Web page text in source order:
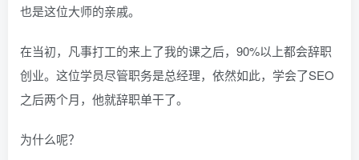
也是这位大师的亲戚。
在当初，凡事打工的来上了我的课之后，90%以上都会辞职
创业。这位学员尽管职务是总经理，依然如此，学会了SEO
之后两个月，他就辞职单干了。
为什么呢？